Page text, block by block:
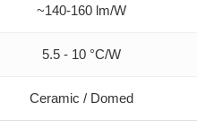
~140-160 lm/W
5.5 - 10 °C/W
Ceramic / Domed